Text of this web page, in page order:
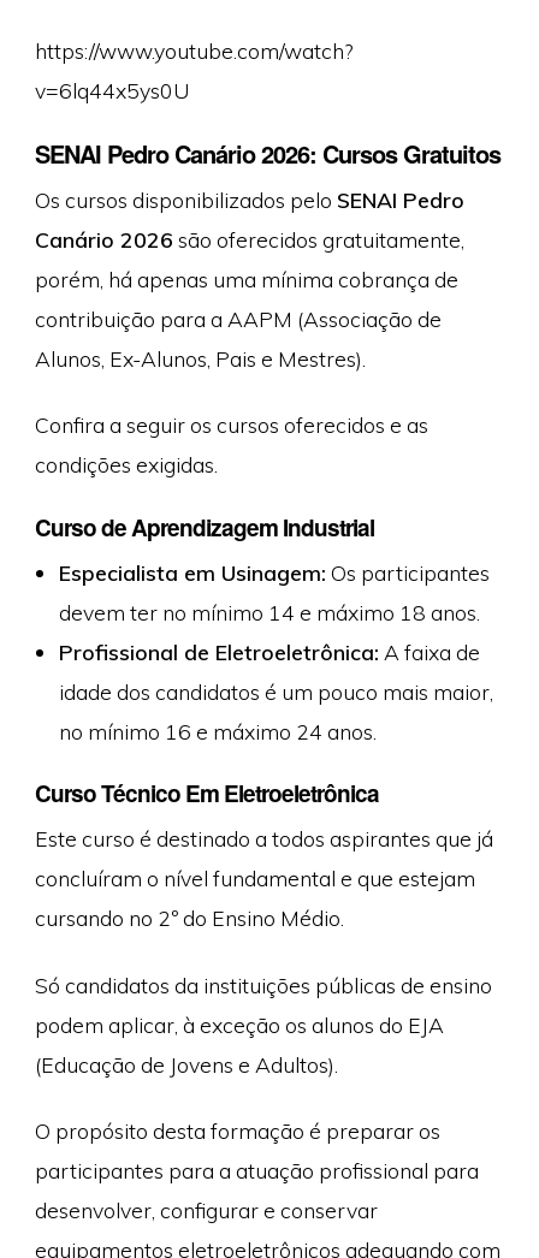
https://www.youtube.com/watch?
v=6lq44x5ys0U
SENAI Pedro Canário 2026: Cursos Gratuitos
Os cursos disponibilizados pelo SENAI Pedro
Canário 2026 são oferecidos gratuitamente,
porém, há apenas uma mínima cobrança de
contribuição para a AAPM (Associação de
Alunos, Ex-Alunos, Pais e Mestres).
Confira a seguir os cursos oferecidos e as
condições exigidas.
Curso de Aprendizagem Industrial
Especialista em Usinagem: Os participantes
devem ter no mínimo 14 e máximo 18 anos.
Profissional de Eletroeletrônica: A faixa de
idade dos candidatos é um pouco mais maior,
no mínimo 16 e máximo 24 anos.
Curso Técnico Em Eletroeletrônica
Este curso é destinado a todos aspirantes que já
concluíram o nível fundamental e que estejam
cursando no 2º do Ensino Médio.
Só candidatos da instituições públicas de ensino
podem aplicar, à exceção os alunos do EJA
(Educação de Jovens e Adultos).
O propósito desta formação é preparar os
participantes para a atuação profissional para
desenvolver, configurar e conservar
equipamentos eletroeletrônicos adequando com